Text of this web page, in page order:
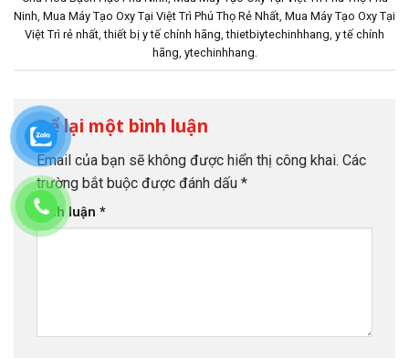
Ninh, Mua Máy Tạo Oxy Tại Việt Trì Phú Thọ Rẻ Nhất, Mua Máy Tạo Oxy Tại
Việt Trì rẻ nhất,thiết bị y tế chính hãng,thietbiytechinhhang, y tế chính
hãng, ytechinhhang.
Để lại một bình luận
Email của bạn sẽ không được hiển thị công khai. Các
trường bắt buộc được đánh dấu *
Bình luận *